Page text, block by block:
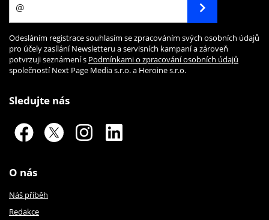
Odesláním registrace souhlasím se zpracováním svých osobních údajů
pro účely zasílání Newsletteru a servisních kampaní a zároveň
potvrzuji seznámení s Podmínkami o zpracování osobních údajů
společností Next Page Media s.r.o. a Heroine s.r.o.
Sledujte nás
O nás
Náš příběh
Redakce